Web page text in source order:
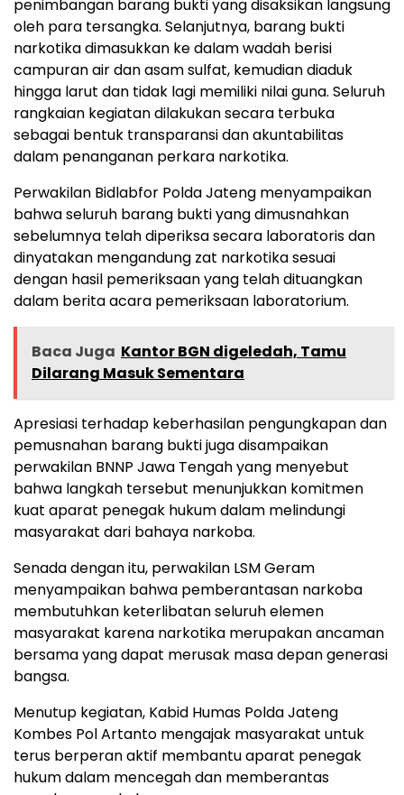
penimbangan barang bukti yang disaksikan langsung
oleh para tersangka. Selanjutnya, barang bukti
narkotika dimasukkan ke dalam wadah berisi
campuran air dan asam sulfat, kemudian diaduk
hingga larut dan tidak lagi memiliki nilai guna. Seluruh
rangkaian kegiatan dilakukan secara terbuka
sebagai bentuk transparansi dan akuntabilitas
dalam penanganan perkara narkotika.
Perwakilan Bidlabfor Polda Jateng menyampaikan
bahwa seluruh barang bukti yang dimusnahkan
sebelumnya telah diperiksa secara laboratoris dan
dinyatakan mengandung zat narkotika sesuai
dengan hasil pemeriksaan yang telah dituangkan
dalam berita acara pemeriksaan laboratorium.
Baca Juga Kantor BGN digeledah, Tamu
Dilarang Masuk Sementara
Apresiasi terhadap keberhasilan pengungkapan dan
pemusnahan barang bukti juga disampaikan
perwakilan BNNP Jawa Tengah yang menyebut
bahwa langkah tersebut menunjukkan komitmen
kuat aparat penegak hukum dalam melindungi
masyarakat dari bahaya narkoba.
Senada dengan itu, perwakilan LSM Geram
menyampaikan bahwa pemberantasan narkoba
membutuhkan keterlibatan seluruh elemen
masyarakat karena narkotika merupakan ancaman
bersama yang dapat merusak masa depan generasi
bangsa.
Menutup kegiatan, Kabid Humas Polda Jateng
Kombes Pol Artanto mengajak masyarakat untuk
terus berperan aktif membantu aparat penegak
hukum dalam mencegah dan memberantas